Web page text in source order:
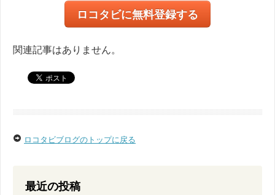
ロコタビに無料登録する
関連記事はありません。
ロコタビブログのトップに戻る
最近の投稿